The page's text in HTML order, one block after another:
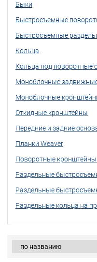
Быки
Быстросъемные
Быстросъемные
Кольца
Кольца под поворотные
Моноблочные
Моноблочные
Откидные кронштейны
Передние и задние
Планки Weaver
Поворотные
Раздельные
Раздельные
Раздельные кольца на